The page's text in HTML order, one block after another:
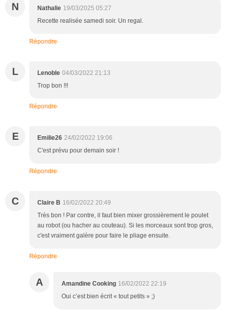
N Nathalie 19/03/2025 05:27
Recette realisée samedi soir. Un regal.
Répondre
L Lenoble 04/03/2022 21:13
Trop bon !!!
Répondre
E Emilie26 24/02/2022 19:06
C'est prévu pour demain soir !
Répondre
C Claire B 16/02/2022 20:49
Très bon ! Par contre, il faut bien mixer grossièrement le poulet
au robot (ou hacher au couteau). Si les morceaux sont trop gros,
c'est vraiment galère pour faire le pliage ensuite.
Répondre
A Amandine Cooking 16/02/2022 22:19
Oui c’est bien écrit « tout petits » ;)